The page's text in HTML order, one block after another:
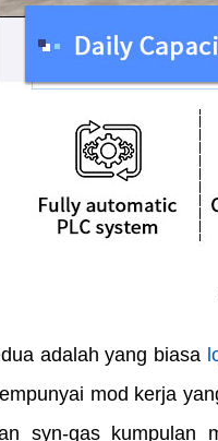
adalah yang biasa
mod kerja
syn-gas kumpulan